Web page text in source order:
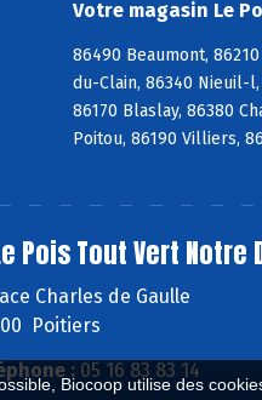
Biocoop utilise des
Votre magasin Le
86490 Beaumont,
du-Clain, 86340 Nieuil-
86170 Blaslay, 86380
Poitou, 86190 Villiers,
Pois Tout Vert Notre
Charles de Gaulle
Poitiers
: 05 16 83 83 14